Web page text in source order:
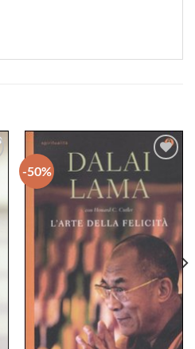
-50%
Aggiungi
alla lista
dei
desideri